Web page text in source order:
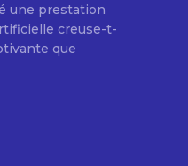
une prestation
creuse-t-
que